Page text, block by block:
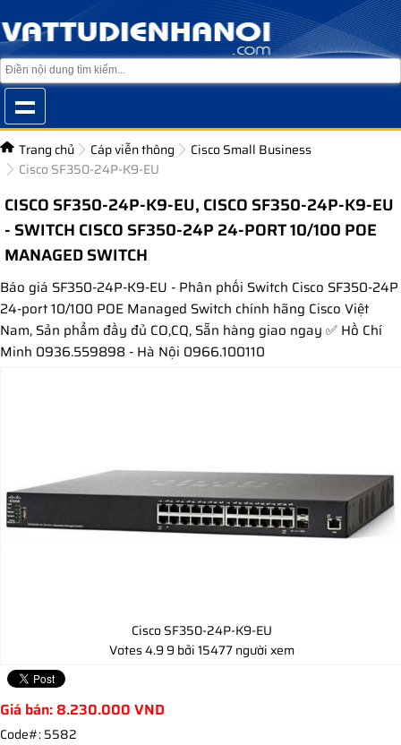
Trang chủ Cáp viễn thông
Cisco Small Business
Cisco SF350-24P-K9-EU
CISCO SF350-24P-K9-EU, CISCO SF350-24P-K9-EU
- SWITCH CISCO SF350-24P 24-PORT 10/100 POE
MANAGED SWITCH
Báo giá SF350-24P-K9-EU - Phân phối Switch Cisco SF350-24P
24-port 10/100 POE Managed Switch chính hãng Cisco Việt
Nam, Sản phẩm đầy đủ CO,CQ, Sẵn hàng giao ngay ✅ Hồ Chí
Minh 0936.559898 - Hà Nội 0966.100110
Cisco SF350-24P-K9-EU
Votes4.99bởi 15477 người xem
Giá bán: 8.230.000 VND
Code#:5582